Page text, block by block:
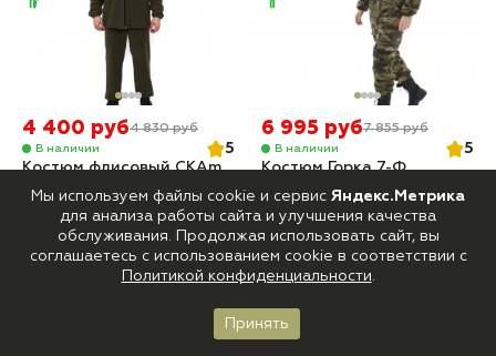
4 400 руб4 830 руб
В наличии
5
Костюм флисовый СКАm
Бабек Хаки
Купить
6 995 руб7 855 руб
В наличии
5
Костюм Горка 7-Ф
Премиум Деми Темный
Мох (с флисом) Савва
Морозов
Купить
Корзина
Мы используем файлы cookie и сервис Яндекс.Метрика
для анализа работы сайта и улучшения качества
обслуживания. Продолжая использовать сайт, вы
соглашаетесь с использованием cookie в соответствии с
Политикой конфиденциальности.
Принять